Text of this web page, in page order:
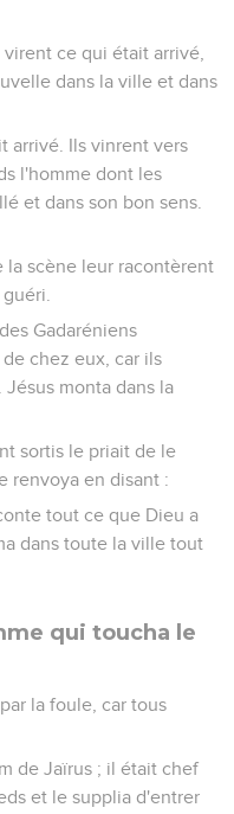
ce qui était arrivé,
dans la ville et dans
arrivé. Ils vinrent vers
l'homme dont les
et dans son bon sens.
la scène leur racontèrent
Gadaréniens
chez eux, car ils
monta dans la
sortis le priait de le
renvoya en disant :
tout ce que Dieu a
dans toute la ville tout
qui toucha le
la foule, car tous
de Jaïrus ; il était chef
et le supplia d'entrer